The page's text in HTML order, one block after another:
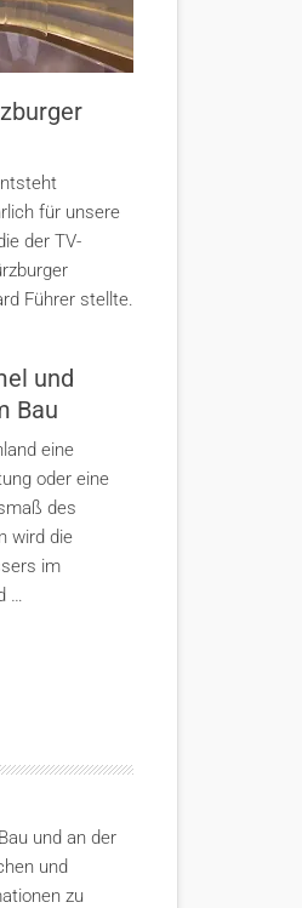
für unsere
der TV-
Führer stellte.
und
Bau
eine
oder eine
des
wird die
im
…
und an der
und
zu